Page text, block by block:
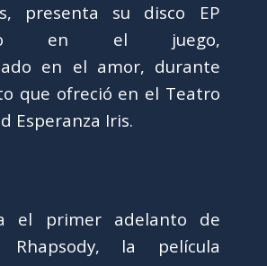
presenta su disco EP
en el juego,
en el amor, durante
que ofreció en el Teatro
Esperanza Iris.
el primer adelanto de
Rhapsody, la película